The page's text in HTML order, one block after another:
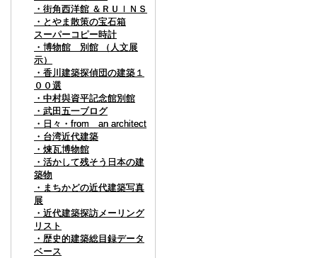
・街角西洋館 ＆ＲＵＩＮＳ
・とやま散策の宝石箱
スーパーコピー時計
・博物館 別館 （人文展
示）
・香川建築探偵団の建築１
００選
・中村與資平記念館別館
・武田五一ブログ
・日々・from an architect
・台湾近代建築
・煉瓦博物館
・活かして残そう日本の建
築物
・まちかどの近代建築写真
展
・近代建築探訪メーリング
リスト
・歴史的建築総目録データ
ベース
・街角西洋館 ＆ＲＵＩＮＳ
・とやま散策の宝石箱
スーパーコピー時計
・博物館 別館 （人文展
示）
・香川建築探偵団の建築１
００選
・中村與資平記念館別館
・武田五一ブログ
・日々・from an architect
・台湾近代建築
・煉瓦博物館
・活かして残そう日本の建
築物
・まちかどの近代建築写真
展
・近代建築探訪メーリング
リスト
・歴史的建築総目録データ
ベース